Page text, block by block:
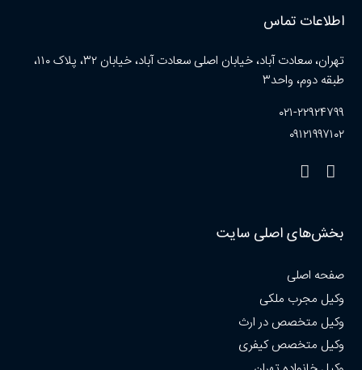
اطلاعات تماس
تهران، سعادت آباد، خیابان اصلی سعادت آباد، خیابان ۳۲، پلاک ۱۱۰،
طبقه دوم، واحد۳
۰۲۱-۲۲۹۲۴۷۹۹
۰۹۱۲۱۹۹۷۱۰۲
بخش‌های اصلی سایت
صفحه اصلی
وکیل مجرب ملکی
وکیل متخصص در ارث
وکیل متخصص کیفری